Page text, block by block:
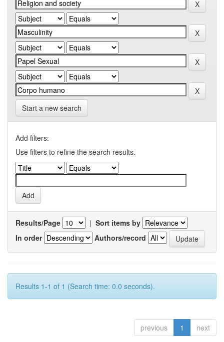
Start a new search
Add filters:
Use filters to refine the search results.
Results/Page | Sort items by
In order
Authors/record
Results 1-1 of 1 (Search time: 0.0 seconds).
previous 1 next